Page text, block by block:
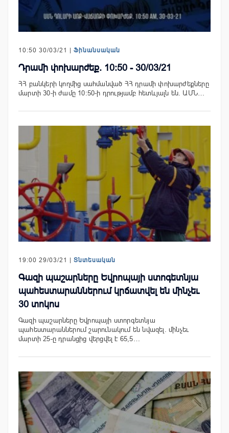
10:50 30/03/21 | Ֆինանսական
Դրամի փոխարժեք. 10:50 - 30/03/21
ՀՀ բանկերի կողմից սահմանված ՀՀ դրամի փոխարժեքները
մարտի 30-ի ժամը 10:50-ի դրությամբ հետևյալն են. ԱՄՆ…
19:00 29/03/21 | Տնտեսական
Գազի պաշարները Եվրոպայի ստոգետնյա
պահեստարաններում կրճատվել են մինչեւ
30 տոկոս
Գազի պաշարները Եվրոպայի ստորգետնյա
պահեստարաններում շարունակում են նվազել. մինչեւ
մարտի 25-ը դրանցից վերցվել է 65,5…